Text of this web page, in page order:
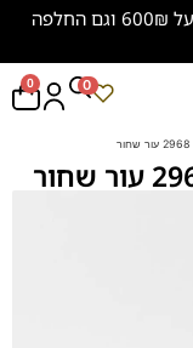
משתלם להתחדש: משלוח חינם ברכישה מעל 600₪ וגם החלפה
0 0